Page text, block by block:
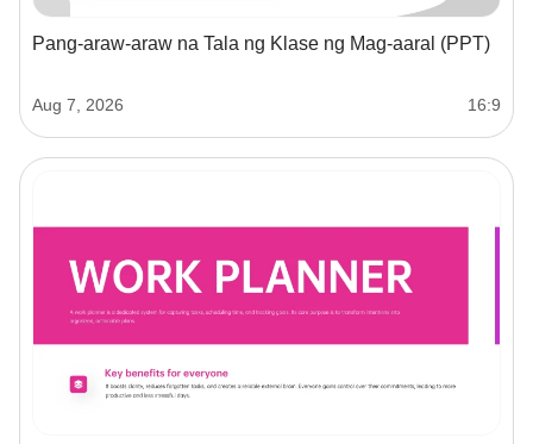
Pang-araw-araw na Tala ng Klase ng Mag-aaral (PPT)
Aug 7, 2026 16:9